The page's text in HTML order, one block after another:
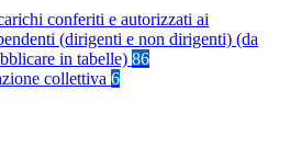
conferiti e autorizzati ai
(dirigenti e non dirigenti) (da
in tabelle) 86
collettiva 6